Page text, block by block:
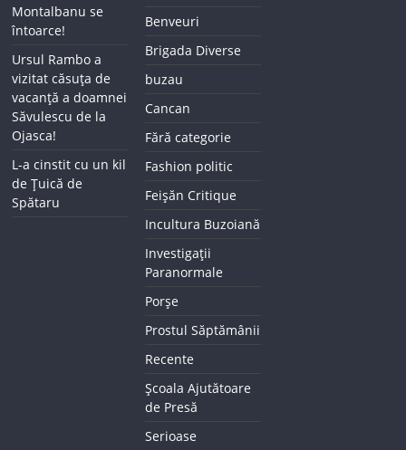
Montalbanu se
întoarce!
Ursul Rambo a
vizitat căsuța de
vacanță a doamnei
Săvulescu de la
Ojasca!
L-a cinstit cu un kil
de Țuică de
Spătaru
Benveuri
Brigada Diverse
buzau
Cancan
Fără categorie
Fashion politic
Feișăn Critique
Incultura Buzoiană
Investigații
Paranormale
Porșe
Prostul Săptămânii
Recente
Școala Ajutătoare
de Presă
Serioase